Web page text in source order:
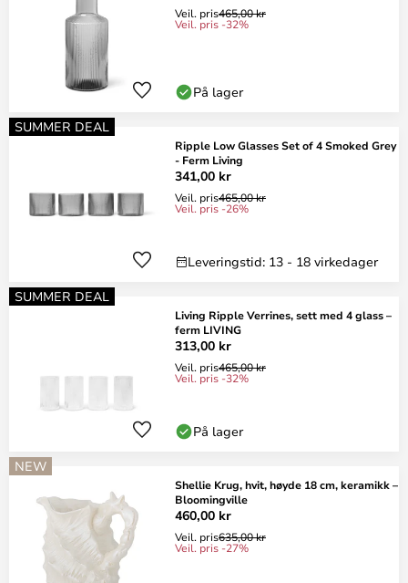
Veil. pris465,00 kr
Veil. pris -32%
På lager
SUMMER DEAL
Ripple Low Glasses Set of 4 Smoked Grey
- Ferm Living
341,00 kr
Veil. pris465,00 kr
Veil. pris -26%
Leveringstid: 13 - 18 virkedager
SUMMER DEAL
Living Ripple Verrines, sett med 4 glass –
ferm LIVING
313,00 kr
Veil. pris465,00 kr
Veil. pris -32%
På lager
NEW
Shellie Krug, hvit, høyde 18 cm, keramikk –
Bloomingville
460,00 kr
Veil. pris635,00 kr
Veil. pris -27%